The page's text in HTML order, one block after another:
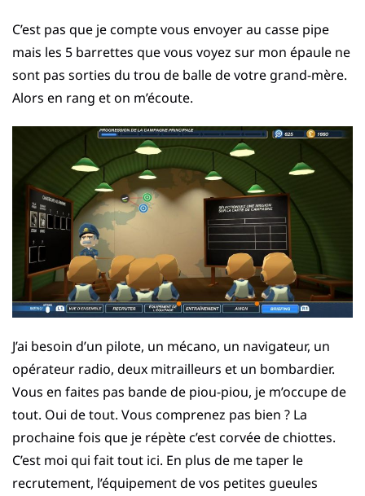
C’est pas que je compte vous envoyer au casse pipe
mais les 5 barrettes que vous voyez sur mon épaule ne
sont pas sorties du trou de balle de votre grand-mère.
Alors en rang et on m’écoute.
J’ai besoin d’un pilote, un mécano, un navigateur, un
opérateur radio, deux mitrailleurs et un bombardier.
Vous en faites pas bande de piou-piou, je m’occupe de
tout. Oui de tout. Vous comprenez pas bien ? La
prochaine fois que je répète c’est corvée de chiottes.
C’est moi qui fait tout ici. En plus de me taper le
recrutement, l’équipement de vos petites gueules